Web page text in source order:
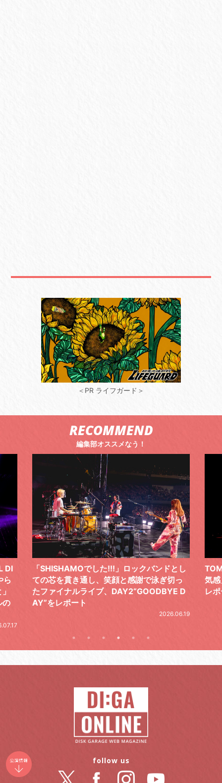
＜PR ライフガード＞
RECOMMEND
編集部オススメなう！
し
っ
D
TOMOO、３台の鍵盤で「6月から7月の空
気感」を鮮やかに描いた、FC限定ライブを
レポート
筋
の
と
follow us